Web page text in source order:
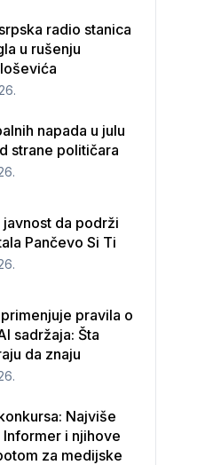
radio stanica
u rušenju
napada u julu
strane političara
da podrži
Pančevo Si Ti
pravila o
sadržaja: Šta
da znaju
Najviše
i njihove
za medijske